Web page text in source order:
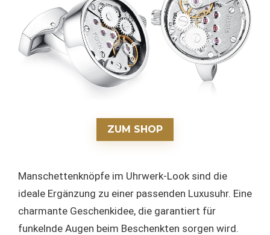
ZUM SHOP
Manschettenknöpfe im Uhrwerk-Look sind die
ideale Ergänzung zu einer passenden Luxusuhr. Eine
charmante Geschenkidee, die garantiert für
funkelnde Augen beim Beschenkten sorgen wird.